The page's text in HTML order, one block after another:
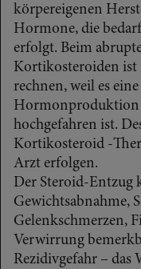
körpereigenen
Hormone, die
erfolgt. Beim
Kortikosteroiden ist
rechnen, weil es
Hormonproduktion
hochgefahren ist.
Kortikosteroid -
Arzt erfolgen.
Der Steroid-Entzug
Gewichtsabnahme,
Gelenkschmerzen,
Verwirrung
Rezidivgefahr – das